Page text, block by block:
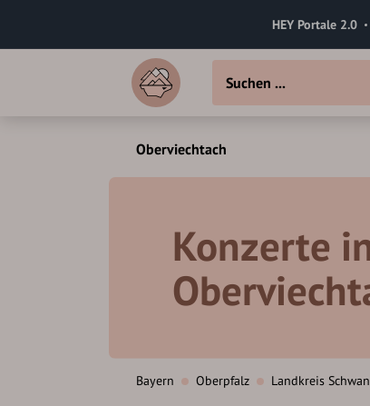
HEY Portale 2.0
Oberviechtach
Konzerte
Bayern Oberpfalz Landkreis